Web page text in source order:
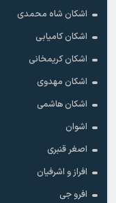
اشکان شاه محمدی
اشکان کامیابی
اشکان کریمخانی
اشکان مهدوی
اشکان هاشمی
اشوان
اصغر قنبری
افراز و اشرفیان
افرو جی